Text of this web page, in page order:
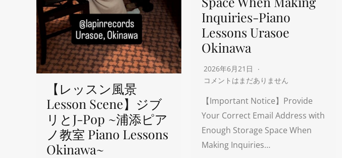
【レッスン風景
Lesson Scene】ジブ
リとJ-Pop ~浦添ピア
ノ教室 Piano Lessons
Okinawa~
Inquiries-Piano
Lessons Urasoe
Okinawa
2026年6月21日
コメントはまだありません
【Important Notice】Provide
Your Correct Email Address with
Enough Storage Space When
Making Inquiries…